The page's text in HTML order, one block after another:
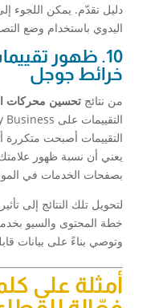
دليل تقدّم. يمكن اللجوء
اليدوي باستخدام وضع
10. ظهور
خرائط جوجل
من نتائج تحسين محركات
التقييمات أصبحت
يعني أن نسبة ظهور
بصفحات الخدمات في
لتحويل تلك النتائج إلى
خطة المحتوى والسيو
وتوصي بناءً على بيانات
أمثلة على